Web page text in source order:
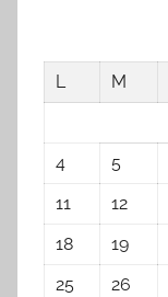
L
M
4
5
11
12
18
19
25
26